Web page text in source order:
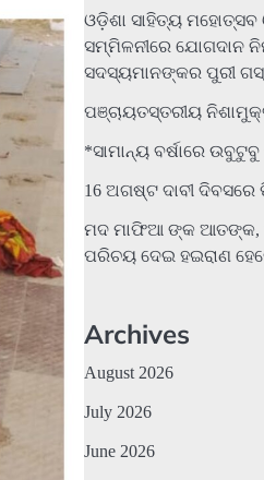
ଓଡ଼ିଶା ସାହିତ୍ୟ ମହୋତ୍ସବ
ସମ୍ମିଳନୀରେ ଯୋଗଦାନ
ସଦସ୍ୟମାନଙ୍କର ପୁରୀ
ପଞ୍ଚାୟତସ୍ତରୀୟ
*ସାମାନ୍ୟ ବର୍ଷାରେ
16 ଅଗଷ୍ଟ ଦାବୀ
ମଦ ମାଫିଆ ଙ୍କ ଆତଙ୍କ,
ପରିଚୟ ଦେଇ ହଇରାଣ
Archives
August 2026
July 2026
June 2026